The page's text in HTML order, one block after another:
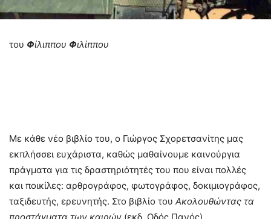
του Φίλιππου Φιλίππου
Με κάθε νέο βιβλίο του, ο Γιώργος Σχορετσανίτης μας
εκπλήσσει ευχάριστα, καθώς μαθαίνουμε καινούργια
πράγματα για τις δραστηριότητές του που είναι πολλές
και ποικίλες: αρθρογράφος, φωτογράφος, δοκιμιογράφος,
ταξιδευτής, ερευνητής. Στο βιβλίο του Ακολουθώντας τα
προστάγματα των καιρών (εκδ. Οδός Πανός)